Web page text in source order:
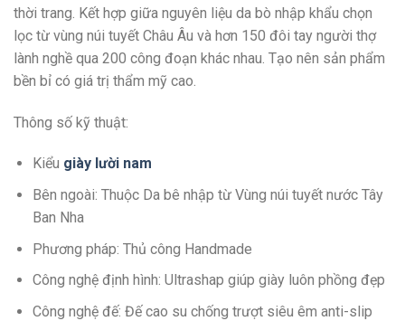
thời trang. Kết hợp giữa nguyên liệu da bò nhập khẩu chọn
lọc từ vùng núi tuyết Châu Âu và hơn 150 đôi tay người thợ
lành nghề qua 200 công đoạn khác nhau. Tạo nên sản phẩm
bền bỉ có giá trị thẩm mỹ cao.
Thông số kỹ thuật:
Kiểu giày lười nam
Bên ngoài: Thuộc Da bê nhập từ Vùng núi tuyết nước Tây
Ban Nha
Phương pháp: Thủ công Handmade
Công nghệ định hình: Ultrashap giúp giày luôn phồng đẹp
Công nghệ đế: Đế cao su chống trượt siêu êm anti-slip